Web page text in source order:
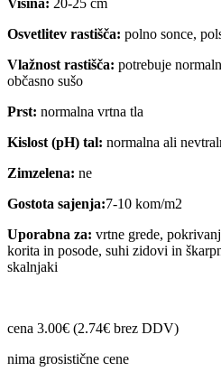
Višina: 20-25 cm
Osvetlitev rastišča: polno sonce,
Vlažnost rastišča: potrebuje
občasno sušo
Prst: normalna vrtna tla
Kislost (pH) tal: normalna ali
Zimzelena: ne
Gostota sajenja:7-10 kom/m2
Uporabna za: vrtne grede,
korita in posode, suhi zidovi in
skalnjaki
cena 3.00€ (2.74€ brez DDV)
nima grosistične cene